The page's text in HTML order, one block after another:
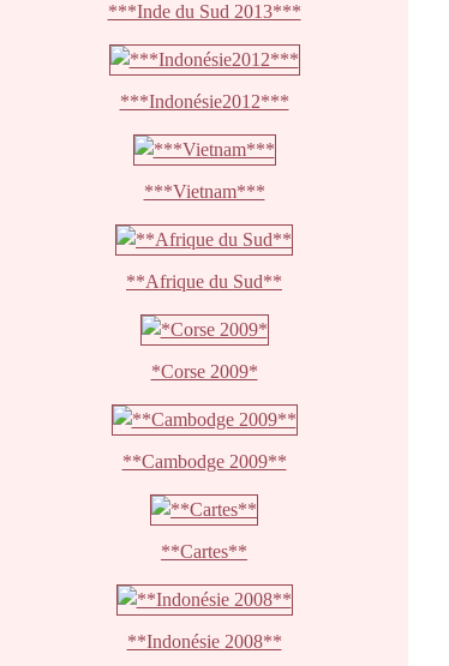
***Inde du Sud 2013***
***Indonésie2012***
***Vietnam***
**Afrique du Sud**
*Corse 2009*
**Cambodge 2009**
**Cartes**
**Indonésie 2008**